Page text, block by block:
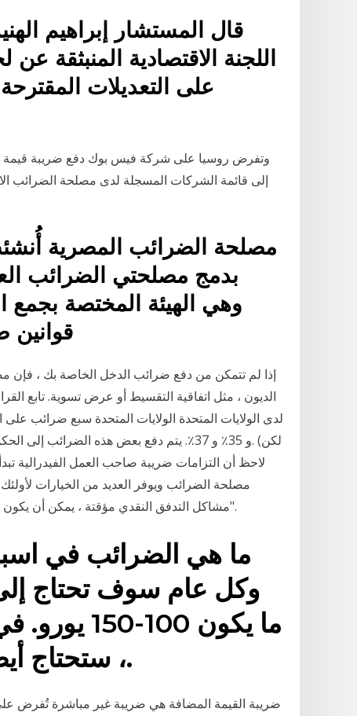
قال المستشار إبراهيم
اللجنة الاقتصادية المنبثقة
على التعديلات
إلى قائمة الشركات المسجلة لدى مصلحة الضرائب
بدمج مصلحتي الضرائب
وهي الهيئة المختصة
قوانين
إذا لم تتمكن من دفع ضرائب الدخل الخاصة بك ، فإن
الديون ، مثل اتفاقية التقسيط أو عرض تسوية. تابع
و 35٪ و 37٪. يتم دفع بعض هذه الضرائب إلى
لاحظ أن التزامات ضريبة صاحب العمل الفيدرالية
مشاكل التدفق النقدي مؤقتة ، يمكن أن يكون الحساب الخاص بك وضعت في حالة "حاليا لا النادرة".
وكل عام سوف تحتاج
ما يكون
، ستحتاج أيضًا إلى دفع ضريبة الدخل.
ضريبة القيمة المضافة هي ضريبة غير مباشرة تُفرض